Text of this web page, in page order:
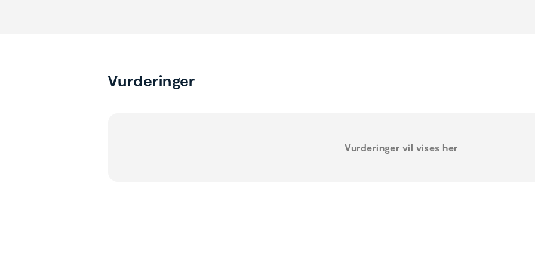
Vurderinger
Vurderinger vil vises her